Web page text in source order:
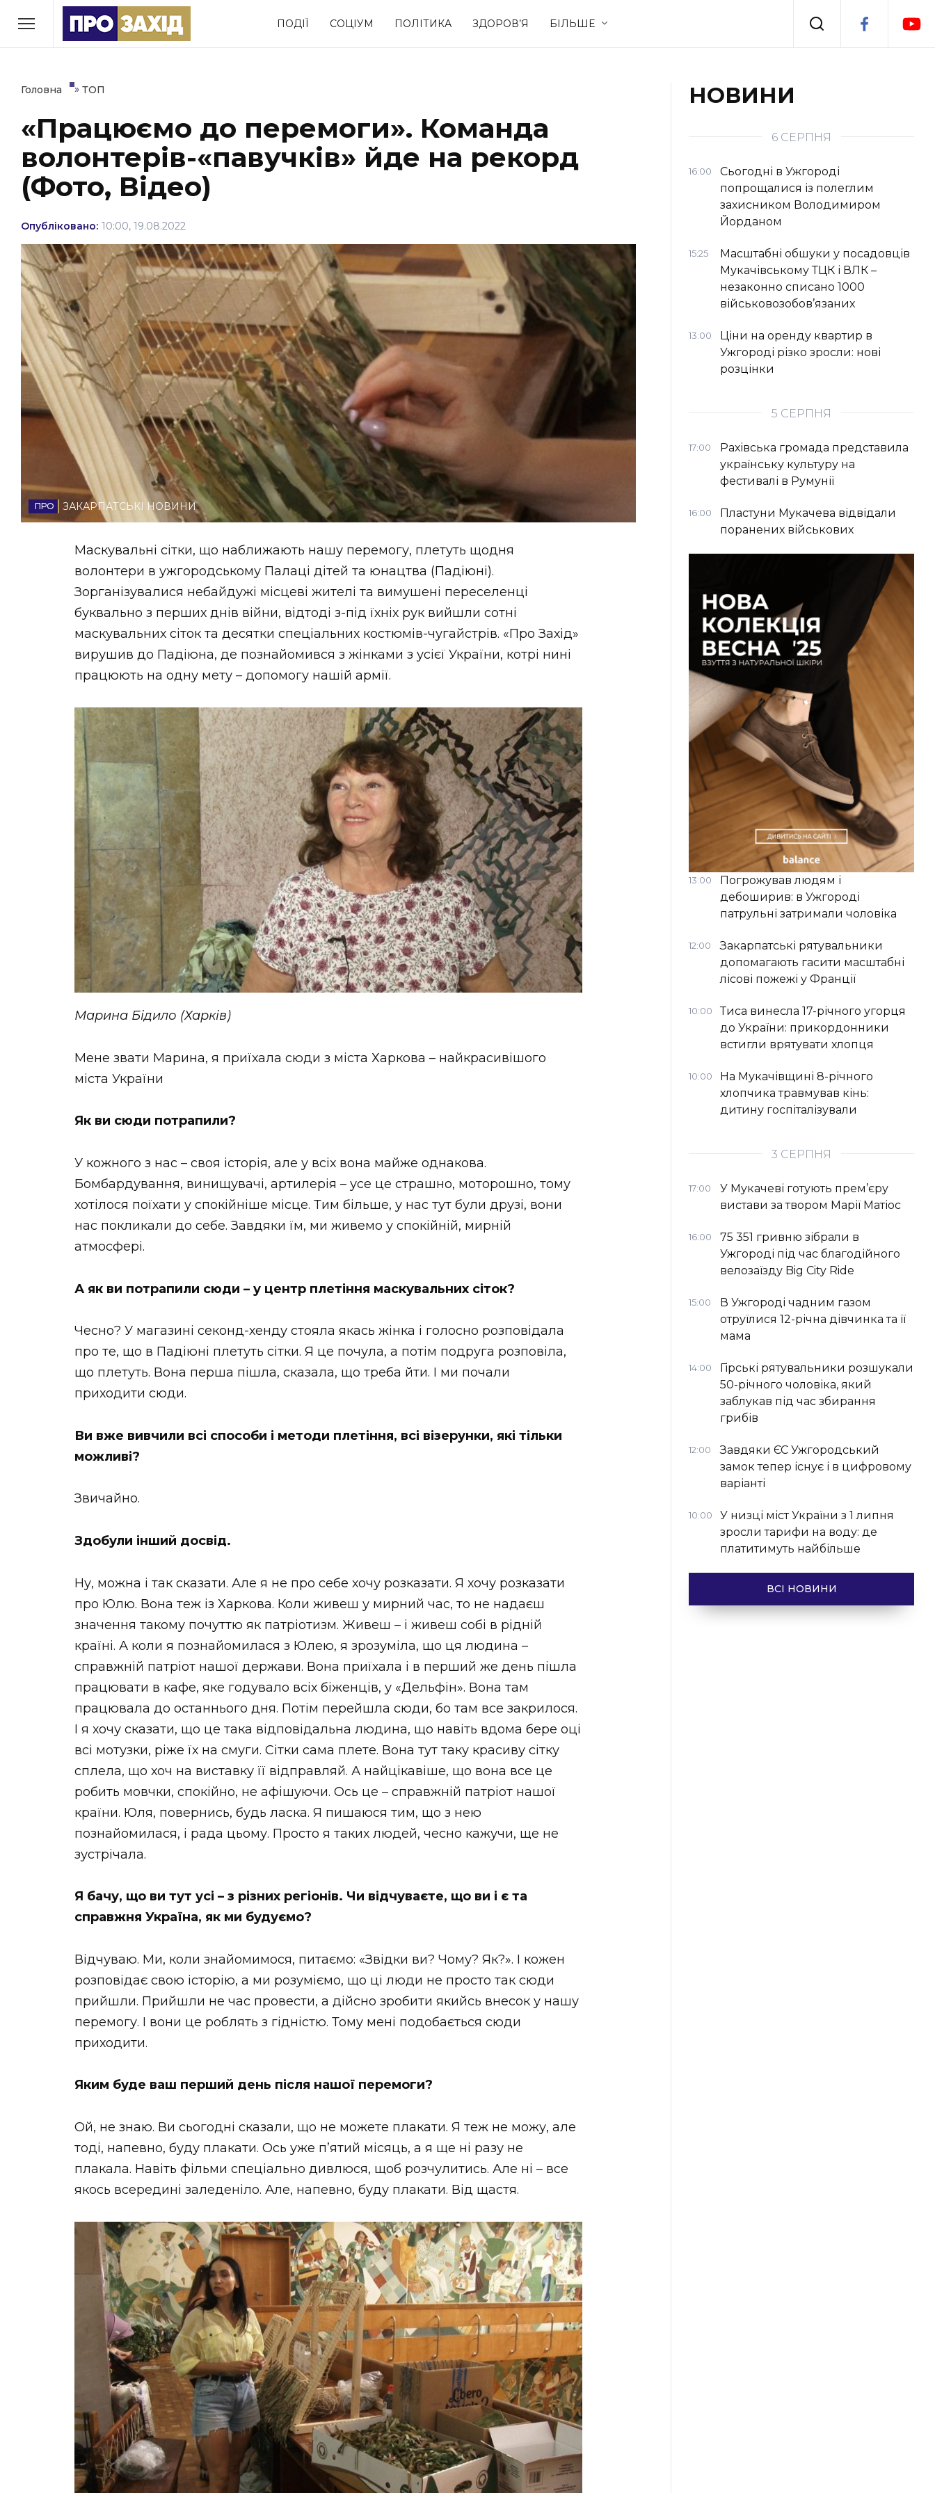
ПОДІЇ СОЦІУМ ПОЛІТИКА ЗДОРОВ’Я БІЛЬШЕ
РУБРИКИ
Економіка Події
Політика Соціум Спорт
Втрачений Ужгород
(відеоверсія)
ЗАКАРПАТСЬКІ НОВИНИ
НОВИНИ ЗАХІДНОЇ УКРАЇНИ
ФОТО
ВІДЕО
Головна » ТОП
«Працюємо до перемоги». Команда
волонтерів-«павучків» йде на рекорд
(Фото, Відео)
Опубліковано: 10:00, 19.08.2022
ЗАКАРПАТСЬКІ НОВИНИ
Маскувальні сітки, що наближають нашу перемогу, плетуть щодня
волонтери в ужгородському Палаці дітей та юнацтва (Падіюні).
Зорганізувалися небайдужі місцеві жителі та вимушені переселенці
буквально з перших днів війни, відтоді з-під їхніх рук вийшли сотні
маскувальних сіток та десятки спеціальних костюмів-чугайстрів. «Про Захід»
вирушив до Падіюна, де познайомився з жінками з усієї України, котрі нині
працюють на одну мету – допомогу нашій армії.
Марина Бідило (Харків)
Мене звати Марина, я приїхала сюди з міста Харкова – найкрасивішого
міста України
Як ви сюди потрапили?
У кожного з нас – своя історія, але у всіх вона майже однакова.
Бомбардування, винищувачі, артилерія – усе це страшно, моторошно, тому
хотілося поїхати у спокійніше місце. Тим більше, у нас тут були друзі, вони
нас покликали до себе. Завдяки їм, ми живемо у спокійній, мирній
атмосфері.
А як ви потрапили сюди – у центр плетіння маскувальних сіток?
Чесно? У магазині секонд-хенду стояла якась жінка і голосно розповідала
про те, що в Падіюні плетуть сітки. Я це почула, а потім подруга розповіла,
що плетуть. Вона перша пішла, сказала, що треба йти. І ми почали
приходити сюди.
Ви вже вивчили всі способи і методи плетіння, всі візерунки, які тільки
можливі?
Звичайно.
Здобули інший досвід.
Ну, можна і так сказати. Але я не про себе хочу розказати. Я хочу розказати
про Юлю. Вона теж із Харкова. Коли живеш у мирний час, то не надаєш
значення такому почуттю як патріотизм. Живеш – і живеш собі в рідній
країні. А коли я познайомилася з Юлею, я зрозуміла, що ця людина –
справжній патріот нашої держави. Вона приїхала і в перший же день пішла
працювати в кафе, яке годувало всіх біженців, у «Дельфін». Вона там
працювала до останнього дня. Потім перейшла сюди, бо там все закрилося.
І я хочу сказати, що це така відповідальна людина, що навіть вдома бере оці
всі мотузки, ріже їх на смуги. Сітки сама плете. Вона тут таку красиву сітку
сплела, що хоч на виставку її відправляй. А найцікавіше, що вона все це
робить мовчки, спокійно, не афішуючи. Ось це – справжній патріот нашої
країни. Юля, повернись, будь ласка. Я пишаюся тим, що з нею
познайомилася, і рада цьому. Просто я таких людей, чесно кажучи, ще не
зустрічала.
Я бачу, що ви тут усі – з різних регіонів. Чи відчуваєте, що ви і є та
справжня Україна, як ми будуємо?
Відчуваю. Ми, коли знайомимося, питаємо: «Звідки ви? Чому? Як?». І кожен
розповідає свою історію, а ми розуміємо, що ці люди не просто так сюди
прийшли. Прийшли не час провести, а дійсно зробити якийсь внесок у нашу
перемогу. І вони це роблять з гідністю. Тому мені подобається сюди
приходити.
Яким буде ваш перший день після нашої перемоги?
Ой, не знаю. Ви сьогодні сказали, що не можете плакати. Я теж не можу, але
тоді, напевно, буду плакати. Ось уже п’ятий місяць, а я ще ні разу не
плакала. Навіть фільми спеціально дивлюся, щоб розчулитись. Але ні – все
якось всередині заледеніло. Але, напевно, буду плакати. Від щастя.
НОВИНИ
6 СЕРПНЯ
16:00
Сьогодні в Ужгороді
попрощалися із полеглим
захисником Володимиром
Йорданом
15:25
Масштабні обшуки у посадовців
Мукачівському ТЦК і ВЛК –
незаконно списано 1000
військовозобов’язаних
13:00
Ціни на оренду квартир в
Ужгороді різко зросли: нові
розцінки
5 СЕРПНЯ
17:00
Рахівська громада представила
українську культуру на
фестивалі в Румунії
16:00
Пластуни Мукачева відвідали
поранених військових
13:00
Погрожував людям і
дебоширив: в Ужгороді
патрульні затримали чоловіка
12:00
Закарпатські рятувальники
допомагають гасити масштабні
лісові пожежі у Франції
10:00
Тиса винесла 17-річного угорця
до України: прикордонники
встигли врятувати хлопця
10:00
На Мукачівщині 8-річного
хлопчика травмував кінь:
дитину госпіталізували
3 СЕРПНЯ
17:00
У Мукачеві готують прем’єру
вистави за твором Марії Матіос
16:00
75 351 гривню зібрали в
Ужгороді під час благодійного
велозаїзду Big Сity Ride
15:00
В Ужгороді чадним газом
отруїлися 12-річна дівчинка та її
мама
14:00
Гірські рятувальники розшукали
50-річного чоловіка, який
заблукав під час збирання
грибів
12:00
Завдяки ЄС Ужгородський
замок тепер існує і в цифровому
варіанті
10:00
У низці міст України з 1 липня
зросли тарифи на воду: де
платитимуть найбільше
ВСІ НОВИНИ